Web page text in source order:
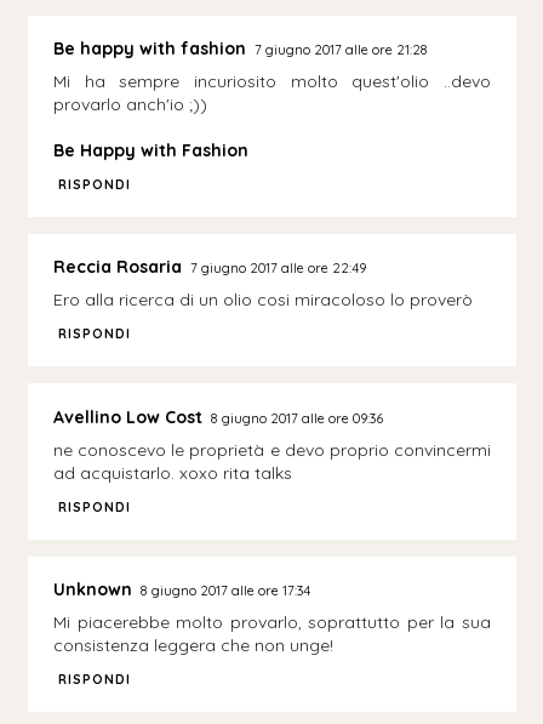
Be happy with fashion 7 giugno 2017 alle ore 21:28
Mi ha sempre incuriosito molto quest'olio ..devo
provarlo anch'io ;))
Be Happy with Fashion
RISPONDI
Reccia Rosaria 7 giugno 2017 alle ore 22:49
Ero alla ricerca di un olio cosi miracoloso lo proverò
RISPONDI
Avellino Low Cost 8 giugno 2017 alle ore 09:36
ne conoscevo le proprietà e devo proprio convincermi
ad acquistarlo. xoxo rita talks
RISPONDI
Unknown 8 giugno 2017 alle ore 17:34
Mi piacerebbe molto provarlo, soprattutto per la sua
consistenza leggera che non unge!
RISPONDI